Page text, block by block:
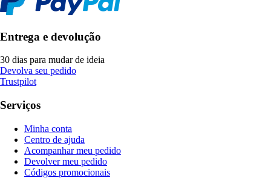
Entrega e devolução
30 dias para mudar de ideia
Devolva seu pedido
Trustpilot
Serviços
Minha conta
Centro de ajuda
Acompanhar meu pedido
Devolver meu pedido
Códigos promocionais